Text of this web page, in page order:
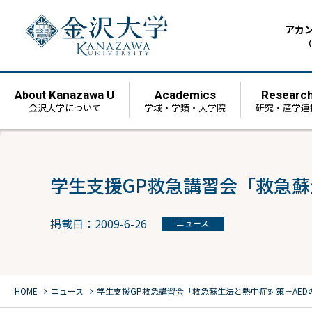
アカ
About Kanazawa U
金沢大学について
Academics
学域・学類・大学院 研究・産学連
学生支援GP救急講習会「救急
掲載日：2009-6-26 ニュース
HOME chevron_right ニュース chevron_right 学生支援GP救急講習会「救急蘇生法と熱中症対策－AED